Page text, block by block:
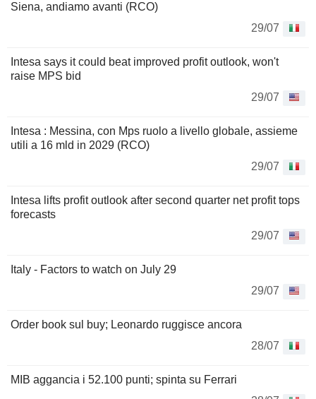
Siena, andiamo avanti (RCO)
29/07
Intesa says it could beat improved profit outlook, won't
raise MPS bid
29/07
Intesa : Messina, con Mps ruolo a livello globale, assieme
utili a 16 mld in 2029 (RCO)
29/07
Intesa lifts profit outlook after second quarter net profit tops
forecasts
29/07
Italy - Factors to watch on July 29
29/07
Order book sul buy; Leonardo ruggisce ancora
28/07
MIB aggancia i 52.100 punti; spinta su Ferrari